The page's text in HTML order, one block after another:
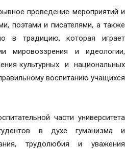
проведение мероприятий и
поэтами и писателями, а также
в традицию, которая играет
мировоззрения и идеологии,
культурных и национальных
воспитанию учащихся
части университета
в духе гуманизма и
трудолюбия и уважения